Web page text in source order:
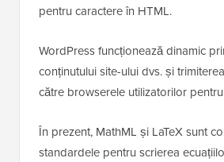
pentru caractere în HTML.
WordPress funcționează dinamic
conținutului site-ului dvs. și
către browserele utilizatorilor
În prezent, MathML și LaTeX sunt
standardele pentru scrierea